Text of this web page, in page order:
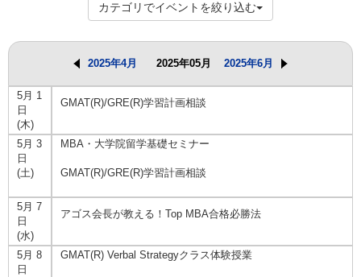
カテゴリでイベントを絞り込む
2025年4月 2025年05月 2025年6月
5月 1
日
(木)
GMAT(R)/GRE(R)学習計画相談
5月 3
日
(土)
MBA・大学院留学基礎セミナー
GMAT(R)/GRE(R)学習計画相談
5月 7
日
(水)
アゴス会長が教える！Top MBA合格必勝法
5月 8
日
GMAT(R) Verbal Strategyクラス体験授業